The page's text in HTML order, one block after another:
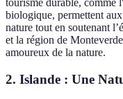
biologique, permettent
nature tout en soutenant
et la région de
amoureux de la nature.
2. Islande : Une